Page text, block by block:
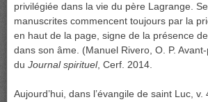
privilégiée dans la vie du père Lagrange.
manuscrites commencent toujours par la
en haut de la page, signe de la présence
dans son âme. (Manuel Rivero, O. P.
du Journal spirituel, Cerf. 2014.
Aujourd’hui, dans l’évangile de saint Luc,